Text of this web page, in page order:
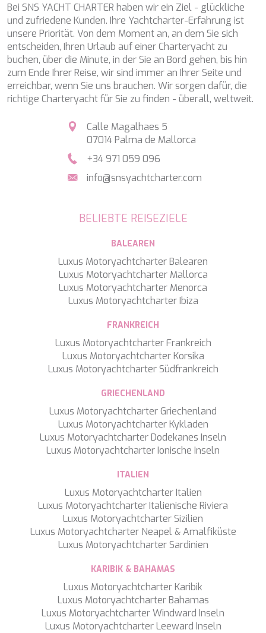
Bei SNS YACHT CHARTER haben wir ein Ziel - glückliche
und zufriedene Kunden. Ihre Yachtcharter-Erfahrung ist
unsere Priorität. Von dem Moment an, an dem Sie sich
entscheiden, Ihren Urlaub auf einer Charteryacht zu
buchen, über die Minute, in der Sie an Bord gehen, bis hin
zum Ende Ihrer Reise, wir sind immer an Ihrer Seite und
erreichbar, wenn Sie uns brauchen. Wir sorgen dafür, die
richtige Charteryacht für Sie zu finden - überall, weltweit.
Calle Magalhaes 5
07014 Palma de Mallorca
+34 971 059 096
info@snsyachtcharter.com
BELIEBTE REISEZIELE
BALEAREN
Luxus Motoryachtcharter Balearen
Luxus Motoryachtcharter Mallorca
Luxus Motoryachtcharter Menorca
Luxus Motoryachtcharter Ibiza
FRANKREICH
Luxus Motoryachtcharter Frankreich
Luxus Motoryachtcharter Korsika
Luxus Motoryachtcharter Südfrankreich
GRIECHENLAND
Luxus Motoryachtcharter Griechenland
Luxus Motoryachtcharter Kykladen
Luxus Motoryachtcharter Dodekanes Inseln
Luxus Motoryachtcharter Ionische Inseln
ITALIEN
Luxus Motoryachtcharter Italien
Luxus Motoryachtcharter Italienische Riviera
Luxus Motoryachtcharter Sizilien
Luxus Motoryachtcharter Neapel & Amalfiküste
Luxus Motoryachtcharter Sardinien
KARIBIK & BAHAMAS
Luxus Motoryachtcharter Karibik
Luxus Motoryachtcharter Bahamas
Luxus Motoryachtcharter Windward Inseln
Luxus Motoryachtcharter Leeward Inseln
WHITEHAVEN
WORLD'S END
WYLDECREST
XMOTION
YOLO
ZALIV III
ZEN VIBES
ZENJI